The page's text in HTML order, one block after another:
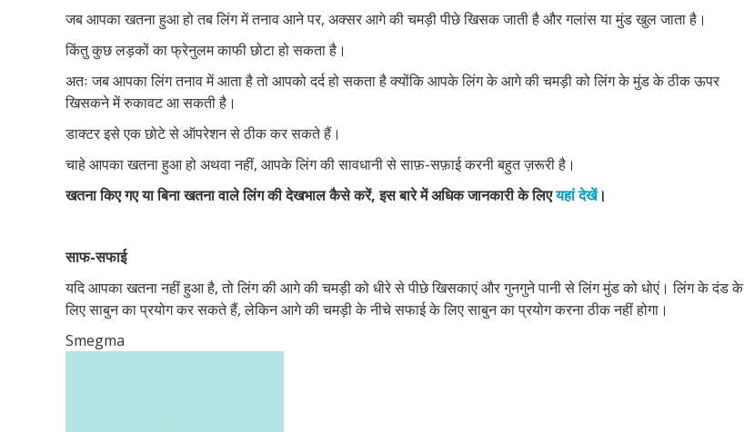
जब आपका खतना हुआ हो तब लिंग में तनाव आने पर, अक्सर आगे की चमड़ी पीछे खिसक जाती है और गलांस या मुंड खुल जाता है।
किंतु कुछ लड़कों का फ्रेनुलम काफी छोटा हो सकता है।
अतः जब आपका लिंग तनाव में आता है तो आपको दर्द हो सकता है क्योंकि आपके लिंग के आगे की चमड़ी को लिंग के मुंड के ठीक ऊपर
खिसकने में रुकावट आ सकती है।
डाक्टर इसे एक छोटे से ऑपरेशन से ठीक कर सकते हैं।
चाहे आपका खतना हुआ हो अथवा नहीं, आपके लिंग की सावधानी से साफ़-सफ़ाई करनी बहुत ज़रूरी है।
खतना किए गए या बिना खतना वाले लिंग की देखभाल कैसे करें, इस बारे में अधिक जानकारी के लिएयहां देखें।
साफ-सफाई
यदि आपका खतना नहीं हुआ है, तो लिंग की आगे की चमड़ी को धीरे से पीछे खिसकाएं और गुनगुने पानी से लिंग मुंड को धोएं। लिंग के दंड के
लिए साबुन का प्रयोग कर सकते हैं, लेकिन आगे की चमड़ी के नीचे सफाई के लिए साबुन का प्रयोग करना ठीक नहीं होगा।
Smegma